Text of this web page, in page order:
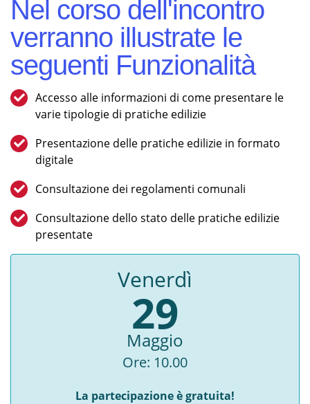
Nel corso dell'incontro
verranno illustrate le
seguenti Funzionalità
Accesso alle informazioni di come presentare le
varie tipologie di pratiche edilizie
Presentazione delle pratiche edilizie in formato
digitale
Consultazione dei regolamenti comunali
Consultazione dello stato delle pratiche edilizie
presentate
Venerdì
29
Maggio
Ore: 10.00
La partecipazione è gratuita!